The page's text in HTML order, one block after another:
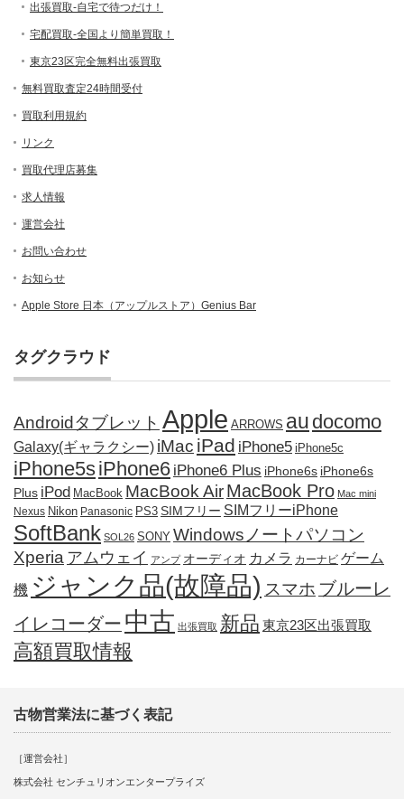
出張買取-自宅で待つだけ！
宅配買取-全国より簡単買取！
東京23区完全無料出張買取
無料買取査定24時間受付
買取利用規約
リンク
買取代理店募集
求人情報
運営会社
お問い合わせ
お知らせ
Apple Store 日本（アップルストア）Genius Bar
タグクラウド
Androidタブレット Apple ARROWS au docomo
Galaxy(ギャラクシー) iMac iPad iPhone5 iPhone5c
iPhone5siPhone6 iPhone6 Plus iPhone6s iPhone6s
Plus iPod MacBook MacBook AirMacBook Pro Mac mini
Nexus Nikon Panasonic PS3 SIMフリー SIMフリーiPhone
SoftBank SOL26 SONY Windowsノートパソコン
Xperia アムウェイ アンプ オーディオ カメラ カーナビ ゲーム
機 ジャンク品(故障品) スマホ ブルーレ
イレコーダー 中古 出張買取 新品 東京23区出張買取
高額買取情報
古物営業法に基づく表記
［運営会社］
株式会社 センチュリオンエンタープライズ